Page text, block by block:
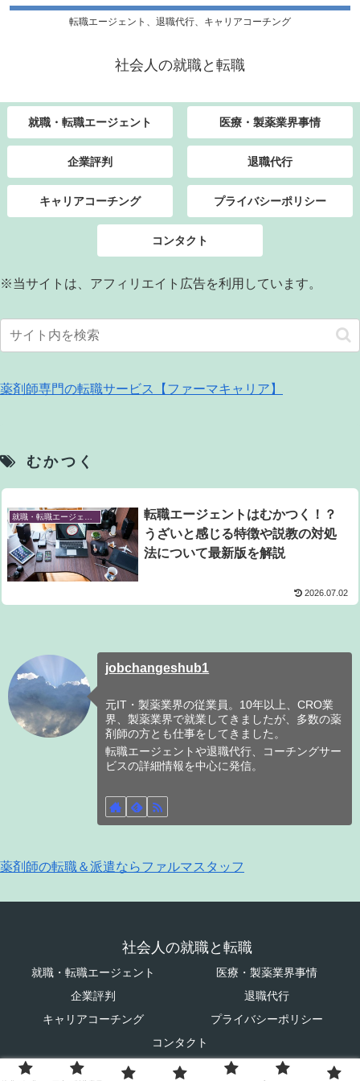
転職エージェント、退職代行、キャリアコーチング
社会人の就職と転職
就職・転職エージェント 医療・製薬業界事情
企業評判 退職代行
キャリアコーチング プライバシーポリシー
コンタクト
※当サイトは、アフィリエイト広告を利用しています。
薬剤師専門の転職サービス【ファーマキャリア】
むかつく
転職エージェントはむかつく！？
うざいと感じる特徴や説教の対処
法について最新版を解説
2026.07.02
jobchangeshub1
元IT・製薬業界の従業員。10年以上、CRO業
界、製薬業界で就業してきましたが、多数の薬
剤師の方とも仕事をしてきました。
転職エージェントや退職代行、コーチングサー
ビスの詳細情報を中心に発信。
薬剤師の転職＆派遣ならファルマスタッフ
社会人の就職と転職
就職・転職エージェント
医療・製薬業界事情
企業評判
退職代行
キャリアコーチング
プライバシーポリシー
コンタクト
© 2023 社会人の就職と転職.